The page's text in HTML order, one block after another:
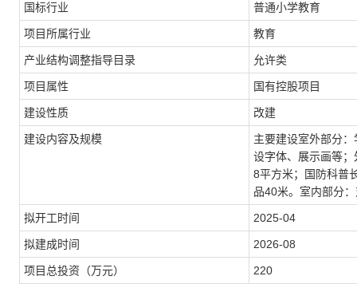
国标行业 普通小学教育
项目所属行业 教育
产业结构调整指导目录 允许类
项目属性 国有控股项目
建设性质 改建
建设内容及规模
主要建设室外部分
设字体、展示画等
8平方米；国防科普
品40米。室内部分
拟开工时间 2025-04
拟建成时间 2026-08
项目总投资（万元） 220